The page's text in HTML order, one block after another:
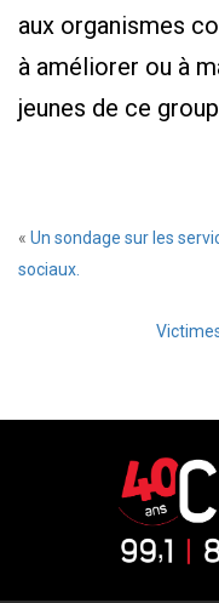
aux organismes
à améliorer ou à
jeunes de ce
« Un sondage sur les
sociaux.